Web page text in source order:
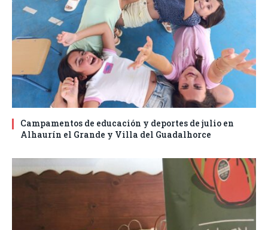
Campamentos de educación y deportes de julio en
Alhaurín el Grande y Villa del Guadalhorce